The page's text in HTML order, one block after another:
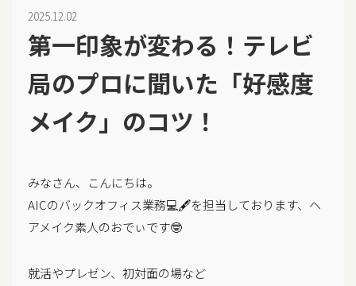
2025.12.02
第一印象が変わる！テレビ
局のプロに聞いた「好感度
メイク」のコツ！
みなさん、こんにちは。
AICのバックオフィス業務💻🖋を担当しております、ヘ
アメイク素人のおでぃです🤓
就活やプレゼン、初対面の場など